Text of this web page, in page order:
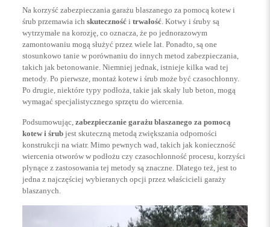
Na korzyść zabezpieczania garażu blaszanego za pomocą kotew i
śrub przemawia ich skutecznośći trwałość. Kotwy i śruby są
wytrzymałe na korozję, co oznacza, że ​​po jednorazowym
zamontowaniu mogą służyć przez wiele lat. Ponadto, są one
stosunkowo tanie w porównaniu do innych metod zabezpieczania,
takich jak betonowanie. Niemniej jednak, istnieje kilka wad tej
metody. Po pierwsze, montaż kotew i śrub może być czasochłonny.
Po drugie, niektóre typy podłoża, takie jak skały lub beton, mogą
wymagać specjalistycznego sprzętu do wiercenia.
Podsumowując, zabezpieczanie garażu blaszanego za pomocą
kotew i śrubjest skuteczną metodą zwiększania odporności
konstrukcji na wiatr. Mimo pewnych wad, takich jak konieczność
wiercenia otworów w podłożu czy czasochłonność procesu, korzyści
płynące z zastosowania tej metody są znaczne. Dlatego też, jest to
jedna z najczęściej wybieranych opcji przez właścicieli garaży
blaszanych.